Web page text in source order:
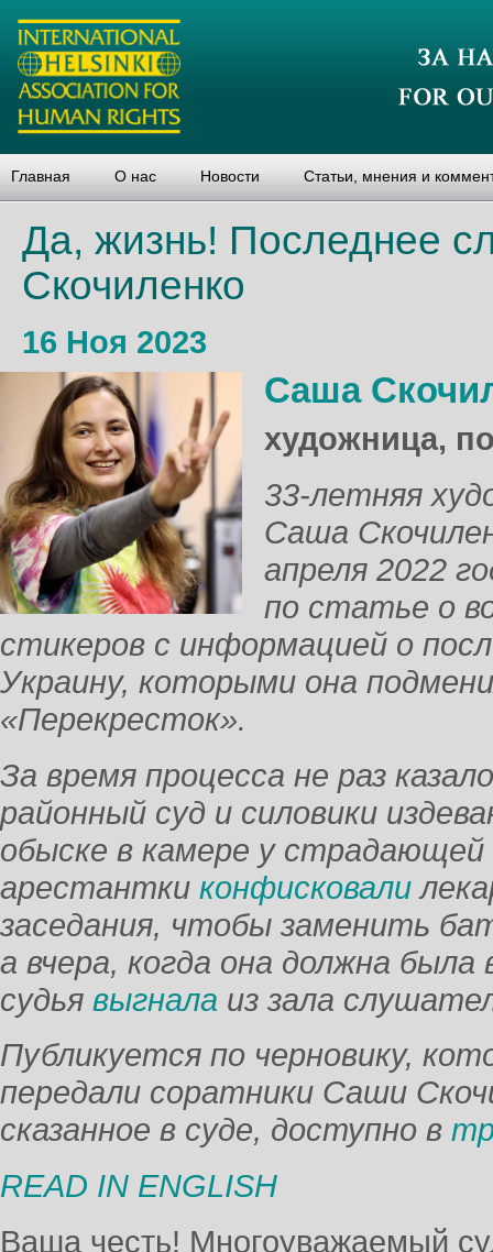
Главная О нас Новости Статьи, мнения и
Да, жизнь! Послед­нее
Скочиленко
16 Ноя 2023
Саша
художница,
33-летняя
Саша
апреля 2022
по статье о
стикеров с информацией о
Украину, которыми она
«Перекресток».
За время процесса не раз
районный суд и силовики
обыске в камере у страдающей
арестантки конфисковали
заседания, чтобы заменить
а вчера, когда она должна
судья выгнала из зала
Публикуется по черновику,
передали соратники Саши
сказанное в суде, доступно в
READ IN ENGLISH
Ваша честь! Многоуважаемый